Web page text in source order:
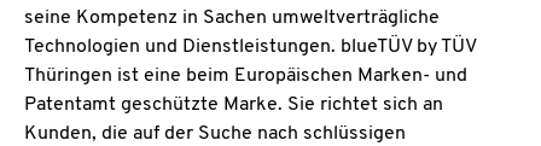
seine Kompetenz in Sachen umweltverträgliche
Technologien und Dienstleistungen. blueTÜV by TÜV
Thüringen ist eine beim Europäischen Marken- und
Patentamt geschützte Marke. Sie richtet sich an
Kunden, die auf der Suche nach schlüssigen